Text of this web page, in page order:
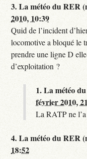
3.La météo du RER
2010, 10:39
Quid de l’incident
locomotive a bloqué le
prendre une ligne D
d’exploitation ?
1.La météo
février 2010,
La RATP ne
4.La météo du RER
18:52